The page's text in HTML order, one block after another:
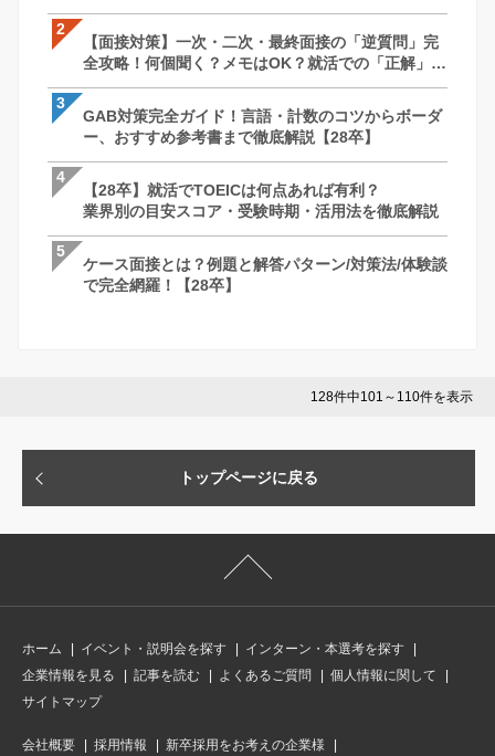
2
【面接対策】一次・二次・最終面接の「逆質問」完
全攻略！何個聞く？メモはOK？就活での「正解」を
徹底解説｜27卒・28卒向け
3
GAB対策完全ガイド！言語・計数のコツからボーダ
ー、おすすめ参考書まで徹底解説【28卒】
4
【28卒】就活でTOEICは何点あれば有利？
業界別の目安スコア・受験時期・活用法を徹底解説
5
ケース面接とは？例題と解答パターン/対策法/体験談
で完全網羅！【28卒】
【面接対策】一次・二次・最終面接の「
全攻略！何個聞く？メモはOK？就活での
徹底解説｜27卒・28卒向け
最終面接って何聞かれるの？落ちる理由
社長を納得させる回答・逆質問と必須対
説
ケース面接とは？例題と解答パターン/対
で完全網羅！【28卒】
GAB対策完全ガイド！言語・計数のコツ
ー、おすすめ参考書まで徹底解説【28卒
徹底解説｜27卒・28卒向け
【SPI対策】28卒向け｜もう迷わない！
すすめ参考書・出題形式まで完全攻略
ケース面接とは？例題と解答パターン/対
で完全網羅！【28卒】
最終面接って何聞かれるの？落ちる理由
社長を納得させる回答・逆質問と必須対
説
苦手な人がいたときはどうしますか？ ー
さとコツ
128件中101～110件を表示
トップページに戻る
ホーム イベント・説明会を探す
インターン・本選考を探す
企業情報を見る
記事を読む よくあるご質問
個人情報に関して
サイトマップ
会社概要 採用情報
新卒採用をお考えの企業様